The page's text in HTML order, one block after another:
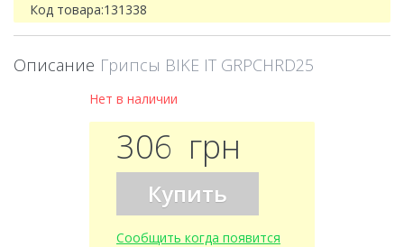
Код товара:131338
Описание Грипсы BIKE IT GRPCHRD25
Нет в наличии
306 грн
Купить
Сообщить когда появится